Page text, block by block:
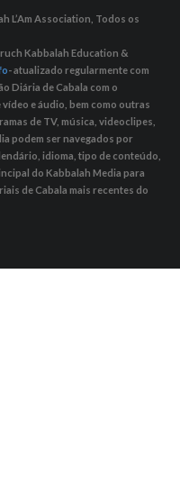
L’Am Association, Todos os
Kabbalah Education &
- atualizado regularmente com
Diária de Cabala com o
e áudio, bem como outras
de TV, música, videoclipes,
podem ser navegados por
idioma, tipo de conteúdo,
do Kabbalah Media para
de Cabala mais recentes do